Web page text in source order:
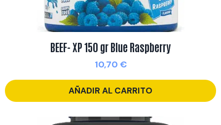
BEEF- XP 150 gr Blue Raspberry
10,70 €
AÑADIR AL CARRITO